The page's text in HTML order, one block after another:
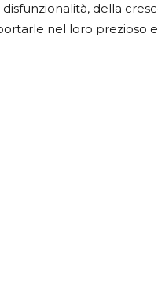
della
nel loro prezioso